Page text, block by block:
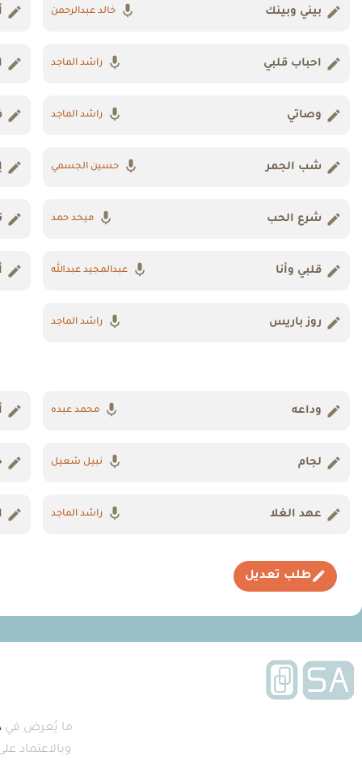
بيني وبينك خالد عبدالرحمن
احباب قلبي راشد الماجد
وصاتي راشد الماجد
شب الجمر حسين الجسمي
شرع الحب ميحد حمد
قلبي وأنا عبدالمجيد عبدالله
روز باريس راشد الماجد
وداعه محمد عبده
لجام نبيل شعيل
عهد الغلا راشد الماجد
طلب تعديل
ما يُعرض في
وبالاعتماد